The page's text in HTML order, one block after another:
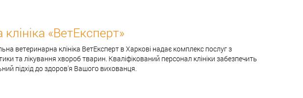
«ВетЕксперт»
ветеринарна клініка ВетЕксперт в Харкові надає комплекс послуг з
та лікування хвороб тварин. Кваліфікований персонал клініки забезпечить
підхід до здоров'я Вашого вихованця.